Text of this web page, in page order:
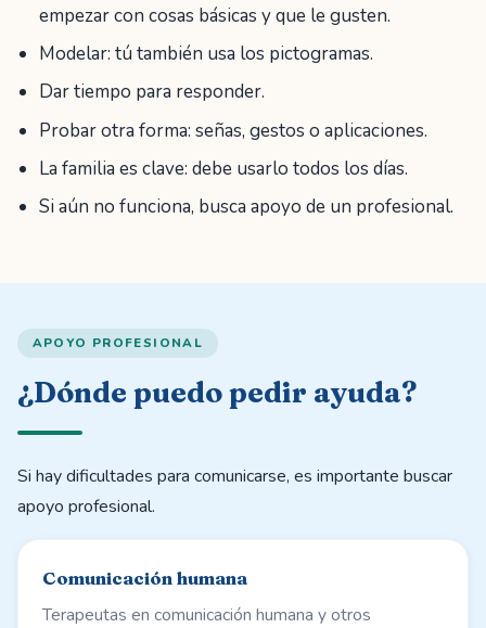
empezar con cosas básicas y que le gusten.
Modelar: tú también usa los pictogramas.
Dar tiempo para responder.
Probar otra forma: señas, gestos o aplicaciones.
La familia es clave: debe usarlo todos los días.
Si aún no funciona, busca apoyo de un profesional.
APOYO PROFESIONAL
¿Dónde puedo pedir ayuda?
Si hay dificultades para comunicarse, es importante buscar
apoyo profesional.
Comunicación humana
Terapeutas en comunicación humana y otros